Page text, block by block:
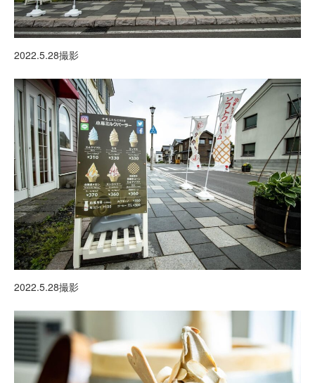
2022.5.28撮影
2022.5.28撮影